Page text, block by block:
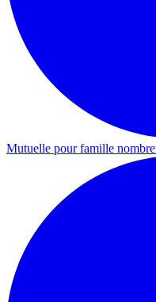
Mutuelle pour famille